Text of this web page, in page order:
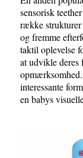
sensorisk
række strukturer
og fremme
taktil oplevelse
at udvikle
interessante
en babys